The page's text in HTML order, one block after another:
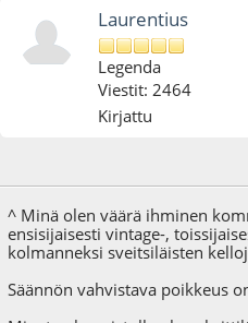
Laurentius
Legenda
Viestit: 2464
Kirjattu
^ Minä olen väärä ihminen
ensisijaisesti vintage-,
kolmanneksi sveitsiläisten
Säännön vahvistava poikkeus